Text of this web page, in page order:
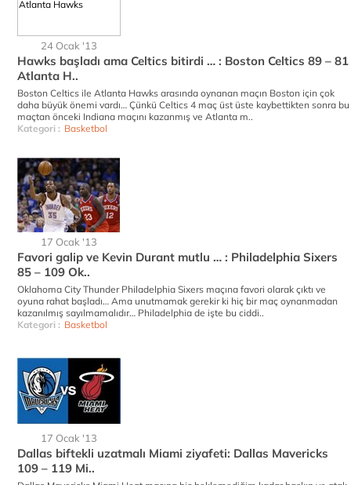
24 Ocak '13
Hawks başladı ama Celtics bitirdi … : Boston Celtics 89 – 81
Atlanta H..
Boston Celtics ile Atlanta Hawks arasında oynanan maçın Boston için çok
daha büyük önemi vardı… Çünkü Celtics 4 maç üst üste kaybettikten sonra bu
maçtan önceki Indiana maçını kazanmış ve Atlanta m..
Kategori : Basketbol
17 Ocak '13
Favori galip ve Kevin Durant mutlu … : Philadelphia Sixers
85 – 109 Ok..
Oklahoma City Thunder Philadelphia Sixers maçına favori olarak çıktı ve
oyuna rahat başladı… Ama unutmamak gerekir ki hiç bir maç oynanmadan
kazanılmış sayılmamalıdır… Philadelphia de işte bu ciddi..
Kategori : Basketbol
17 Ocak '13
Dallas biftekli uzatmalı Miami ziyafeti: Dallas Mavericks
109 – 119 Mi..